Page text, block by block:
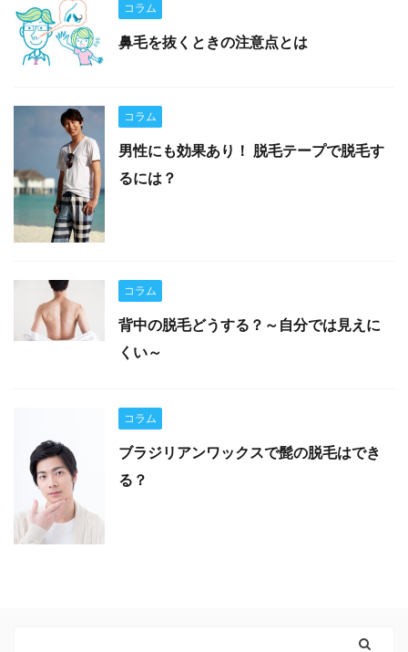
コラム
鼻毛を抜くときの注意点とは
コラム
男性にも効果あり！ 脱毛テープで脱毛す
るには？
コラム
背中の脱毛どうする？～自分では見えに
くい～
コラム
ブラジリアンワックスで髭の脱毛はでき
る？